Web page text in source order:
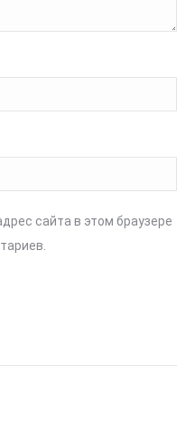
сайта в этом браузере